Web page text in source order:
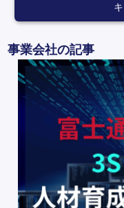
事業会社の記事